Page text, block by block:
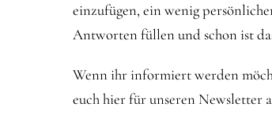
einzufügen, ein wenig
Antworten füllen und schon ist
Wenn ihr informiert werden
euch hier für unseren Newsletter